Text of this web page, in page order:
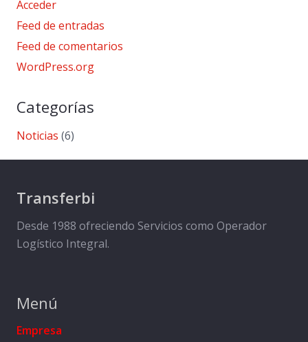
Acceder
Feed de entradas
Feed de comentarios
WordPress.org
Categorías
Noticias (6)
Transferbi
Desde 1988 ofreciendo Servicios como Operador
Logístico Integral.
Menú
Empresa